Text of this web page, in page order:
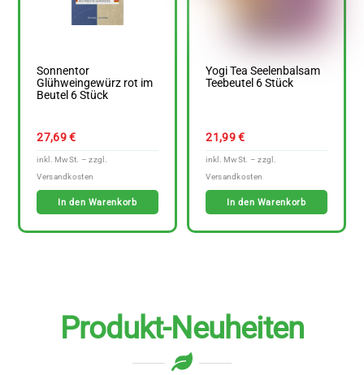
Sonnentor
Glühweingewürz rot im
Beutel 6 Stück
27,69€
In den Warenkorb
Yogi Tea Seelenbalsam
Teebeutel 6 Stück
21,99€
In den Warenkorb
Produkt-Neuheiten